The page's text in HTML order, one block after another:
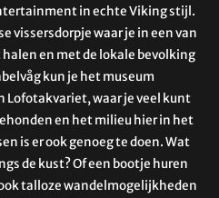
in echte Viking stijl.
vissersdorpje waar je in een van
en met de lokale bevolking
kun je het museum
Lofotakvariet, waar je veel kunt
en het milieu hier in het
is er ook genoeg te doen. Wat
de kust? Of een bootje huren
talloze wandelmogelijkheden